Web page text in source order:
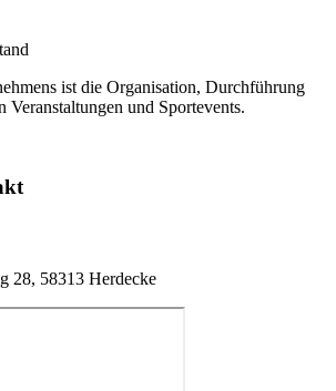
ist die Organisation, Durchführung
und Sportevents.
28, 58313 Herdecke